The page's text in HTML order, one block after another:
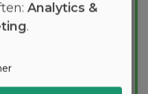
guiden till
är skräddarsydd
recept
dag.
Analytics &
.